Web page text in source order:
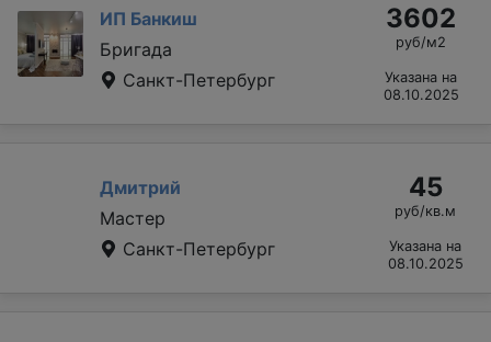
ИП Банкиш
Бригада
Санкт-Петербург
3602
руб/м2
Указана на
08.10.2025
Дмитрий
Мастер
Санкт-Петербург
45
руб/кв.м
Указана на
08.10.2025